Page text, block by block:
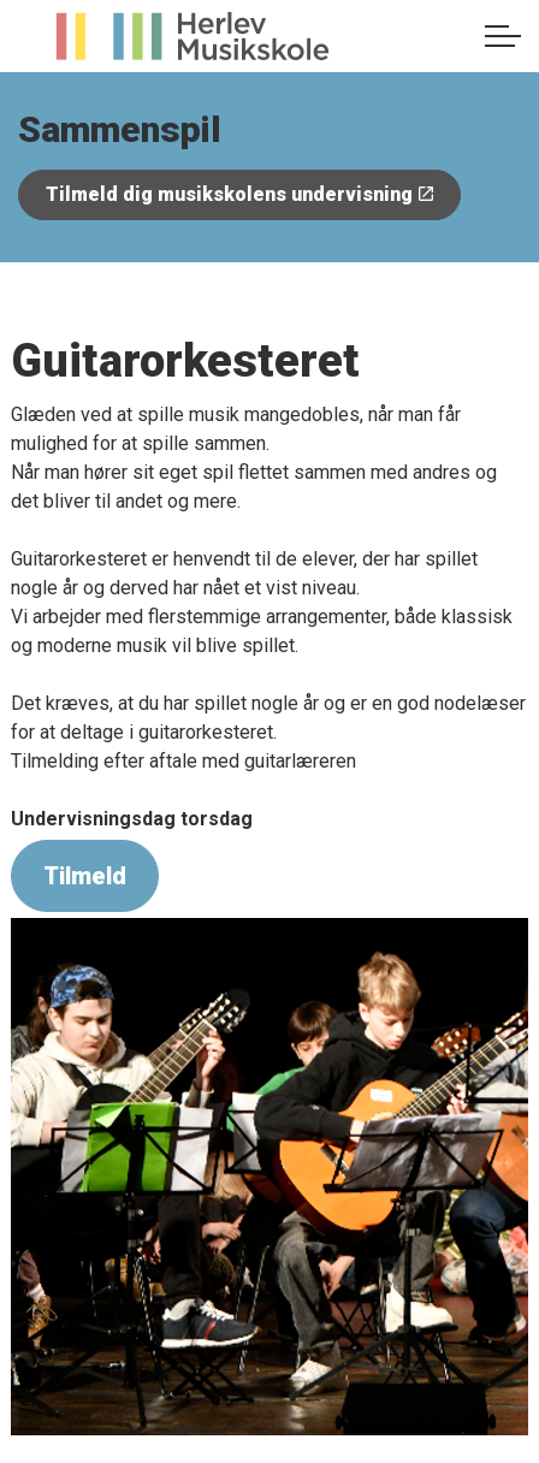
Sammenspil
Tilmeld dig musikskolens undervisning
Guitarorkesteret
Glæden ved at spille musik mangedobles, når man får
mulighed for at spille sammen.
Når man hører sit eget spil flettet sammen med andres og
det bliver til andet og mere.
Guitarorkesteret er henvendt til de elever, der har spillet
nogle år og derved har nået et vist niveau.
Vi arbejder med flerstemmige arrangementer, både klassisk
og moderne musik vil blive spillet.
Det kræves, at du har spillet nogle år og er en god nodelæser
for at deltage i guitarorkesteret.
Tilmelding efter aftale med guitarlæreren
Undervisningsdag torsdag
Tilmeld